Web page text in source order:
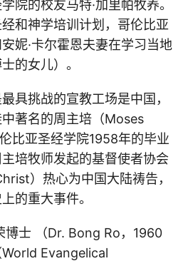
院的校友马特·加里帕牧养。
和神学培训计划，哥伦比亚
妮·卡尔霍恩夫妻在学习当地
的女儿）。
具挑战的宣教工场是中国，
著名的周主培（Moses
比亚圣经学院1958年的毕业
培牧师发起的基督使者协会
）热心为中国大陆祷告，
的重大事件。
博士 （Dr. Bong Ro，1960
Evangelical